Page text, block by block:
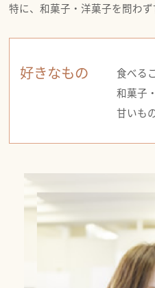
特に、和菓子・洋菓子を問わ
好きなもの
食べる
和菓子
甘いも